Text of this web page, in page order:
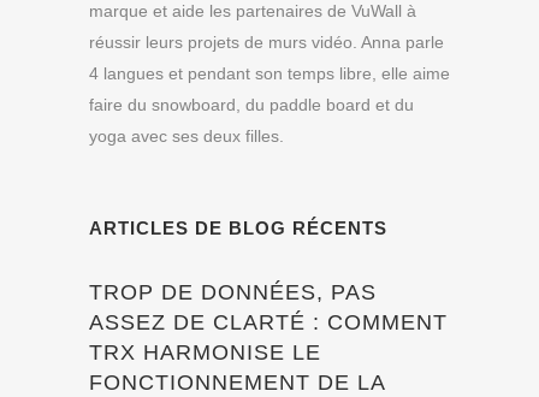
marque et aide les partenaires de VuWall à
réussir leurs projets de murs vidéo. Anna parle
4 langues et pendant son temps libre, elle aime
faire du snowboard, du paddle board et du
yoga avec ses deux filles.
ARTICLES DE BLOG RÉCENTS
TROP DE DONNÉES, PAS
ASSEZ DE CLARTÉ : COMMENT
TRX HARMONISE LE
FONCTIONNEMENT DE LA